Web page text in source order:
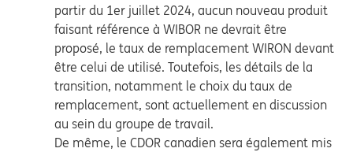
partir du 1er juillet 2024, aucun nouveau produit
faisant référence à WIBOR ne devrait être
proposé, le taux de remplacement WIRON devant
être celui de utilisé. Toutefois, les détails de la
transition, notamment le choix du taux de
remplacement, sont actuellement en discussion
au sein du groupe de travail.
De même, le CDOR canadien sera également mis